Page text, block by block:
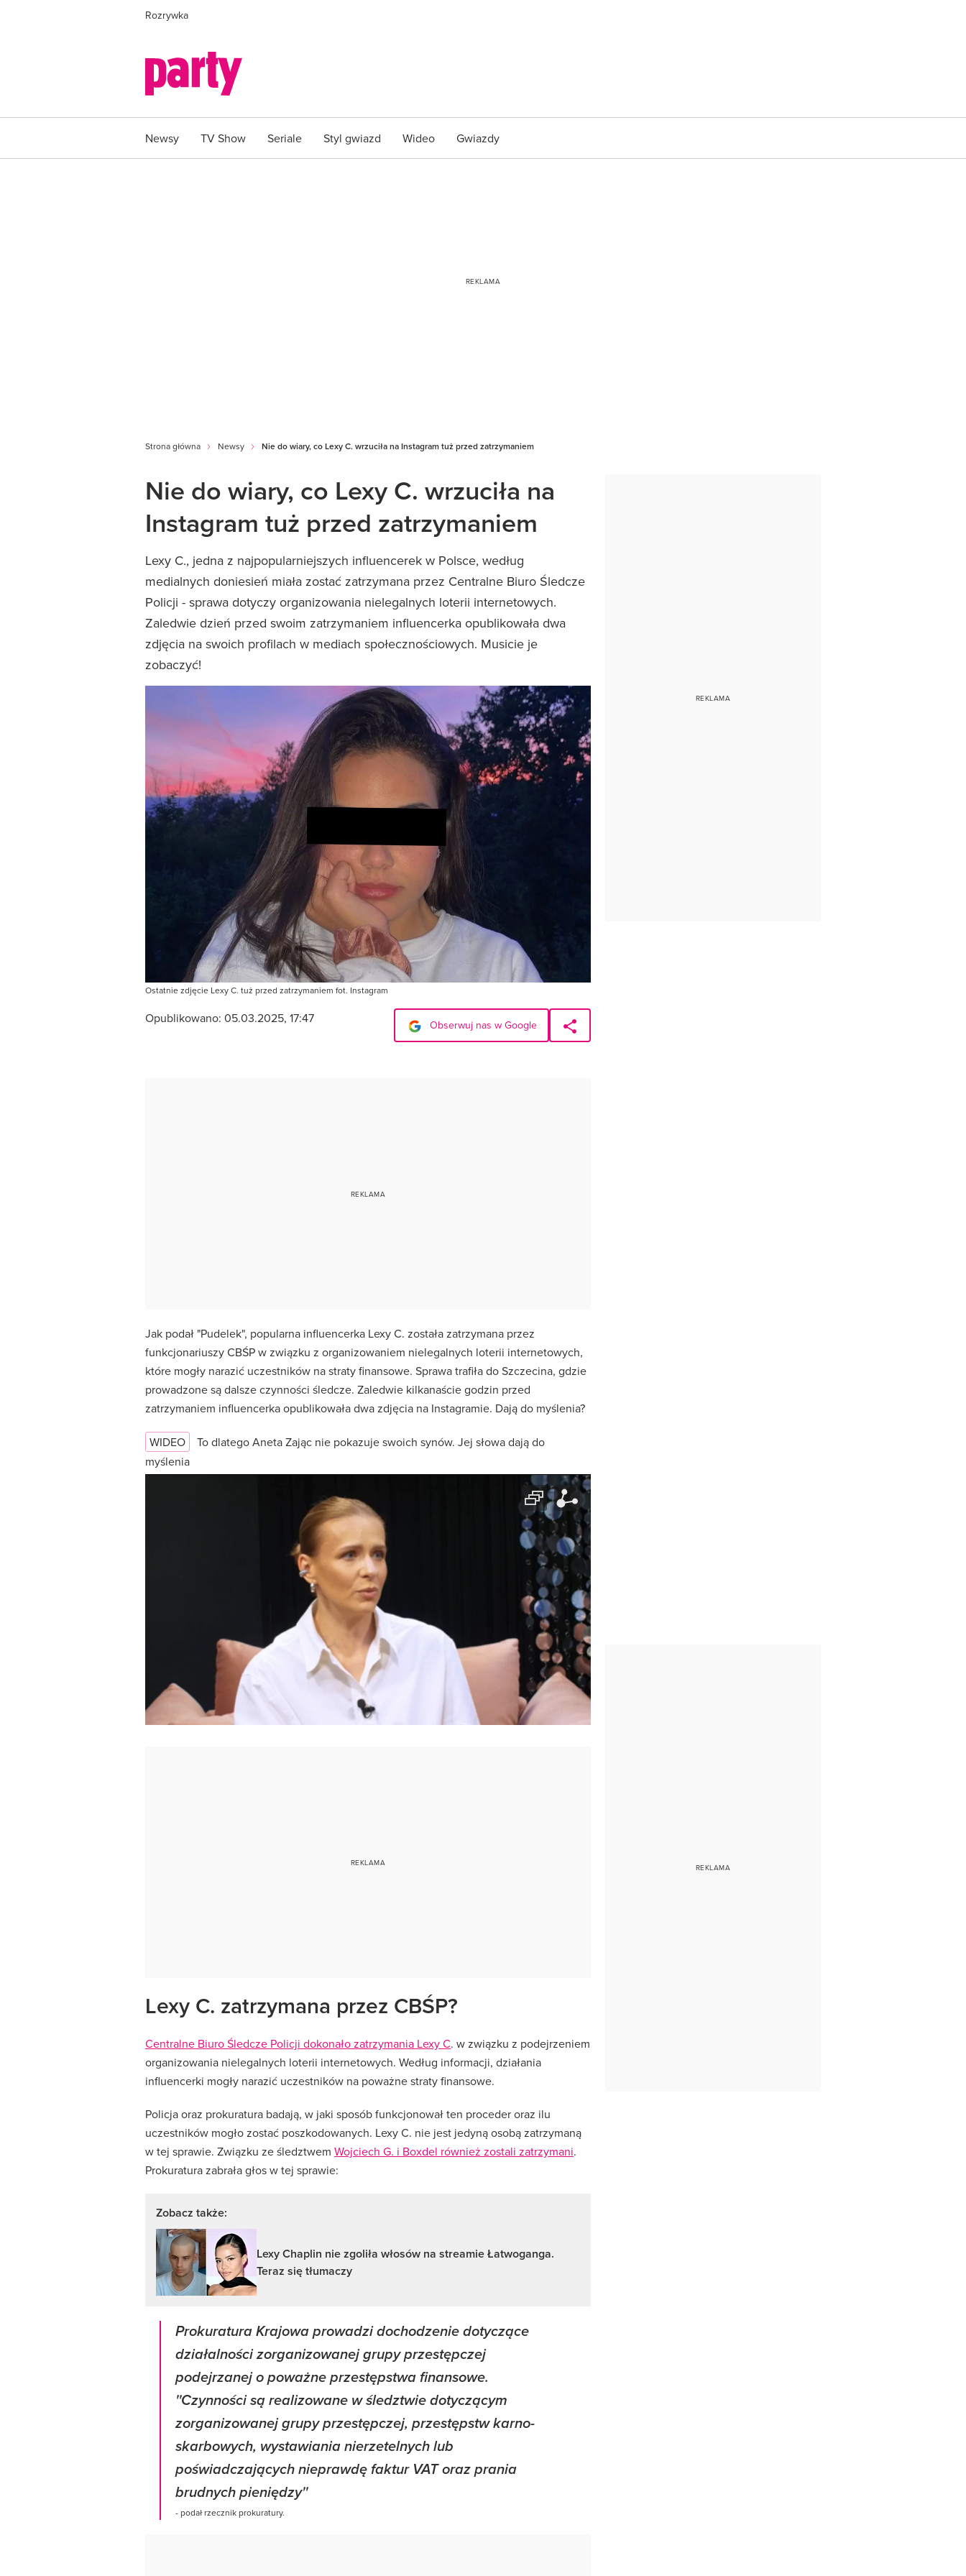
Rozrywka
Newsy TV Show Seriale Styl gwiazd Wideo Gwiazdy
Strona główna Newsy Nie do wiary, co Lexy C. wrzuciła na Instagram tuż przed zatrzymaniem
Nie do wiary, co Lexy C. wrzuciła na
Instagram tuż przed zatrzymaniem
Lexy C., jedna z najpopularniejszych influencerek w Polsce, według
medialnych doniesień miała zostać zatrzymana przez Centralne Biuro Śledcze
Policji - sprawa dotyczy organizowania nielegalnych loterii internetowych.
Zaledwie dzień przed swoim zatrzymaniem influencerka opublikowała dwa
zdjęcia na swoich profilach w mediach społecznościowych. Musicie je
zobaczyć!
Ostatnie zdjęcie Lexy C. tuż przed zatrzymaniem fot. Instagram
Opublikowano: 05.03.2025, 17:47 Obserwuj nas w Google
Jak podał "Pudelek", popularna influencerka Lexy C. została zatrzymana przez
funkcjonariuszy CBŚP w związku z organizowaniem nielegalnych loterii internetowych,
które mogły narazić uczestników na straty finansowe. Sprawa trafiła do Szczecina, gdzie
prowadzone są dalsze czynności śledcze. Zaledwie kilkanaście godzin przed
zatrzymaniem influencerka opublikowała dwa zdjęcia na Instagramie. Dają do myślenia?
WIDEO
To dlatego Aneta Zając nie pokazuje swoich synów. Jej słowa dają do
myślenia
Lexy C. zatrzymana przez CBŚP?
Centralne Biuro Śledcze Policji dokonało zatrzymania Lexy C. w związku z podejrzeniem
organizowania nielegalnych loterii internetowych. Według informacji, działania
influencerki mogły narazić uczestników na poważne straty finansowe.
Policja oraz prokuratura badają, w jaki sposób funkcjonował ten proceder oraz ilu
uczestników mogło zostać poszkodowanych. Lexy C. nie jest jedyną osobą zatrzymaną
w tej sprawie. Związku ze śledztwem Wojciech G. i Boxdel również zostali zatrzymani.
Prokuratura zabrała głos w tej sprawie:
Zobacz także:
Lexy Chaplin nie zgoliła włosów na streamie Łatwoganga.
Teraz się tłumaczy
Prokuratura Krajowa prowadzi dochodzenie dotyczące
działalności zorganizowanej grupy przestępczej
podejrzanej o poważne przestępstwa finansowe.
''Czynności są realizowane w śledztwie dotyczącym
zorganizowanej grupy przestępczej, przestępstw karno-
skarbowych, wystawiania nierzetelnych lub
poświadczających nieprawdę faktur VAT oraz prania
brudnych pieniędzy''
- podał rzecznik prokuratury.